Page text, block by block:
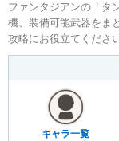
ファンタジアンの「タ
機、装備可能武器をま
攻略にお役立てください
キャラ一覧